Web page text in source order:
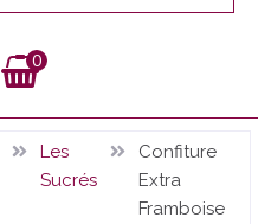
0
Les
Sucrés
Confiture
Extra
Framboise